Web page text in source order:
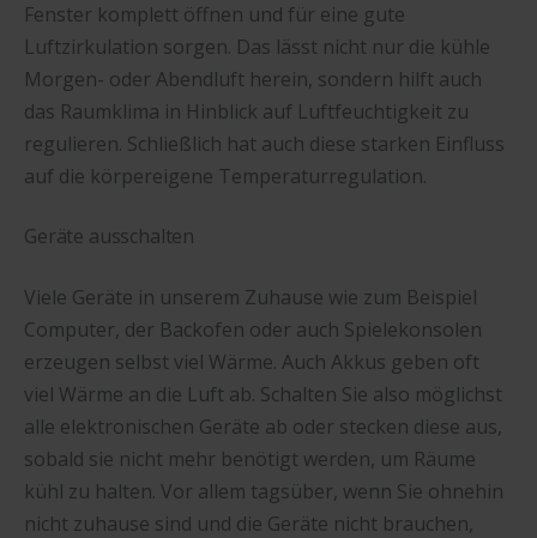
Fenster komplett öffnen und für eine gute
Luftzirkulation sorgen. Das lässt nicht nur die kühle
Morgen- oder Abendluft herein, sondern hilft auch
das Raumklima in Hinblick auf Luftfeuchtigkeit zu
regulieren. Schließlich hat auch diese starken Einfluss
auf die körpereigene Temperaturregulation.
Geräte ausschalten
Viele Geräte in unserem Zuhause wie zum Beispiel
Computer, der Backofen oder auch Spielekonsolen
erzeugen selbst viel Wärme. Auch Akkus geben oft
viel Wärme an die Luft ab. Schalten Sie also möglichst
alle elektronischen Geräte ab oder stecken diese aus,
sobald sie nicht mehr benötigt werden, um Räume
kühl zu halten. Vor allem tagsüber, wenn Sie ohnehin
nicht zuhause sind und die Geräte nicht brauchen,